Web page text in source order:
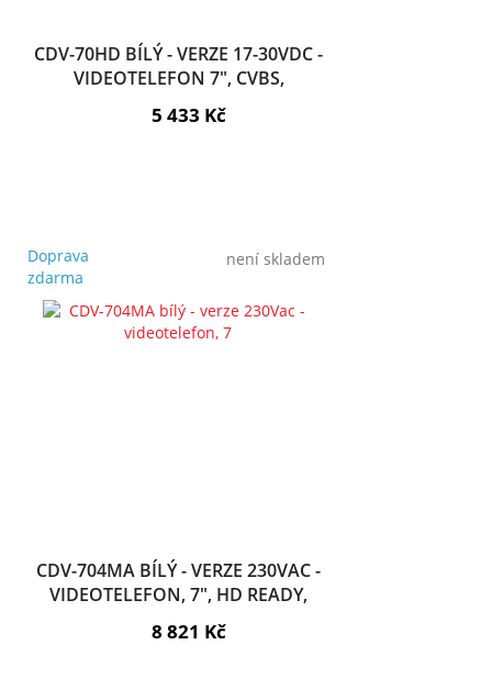
CDV-70HD BÍLÝ - VERZE 17-30VDC -
VIDEOTELEFON 7", CVBS,
HANDSFREE, 1 VST.
5 433 Kč
Doprava
zdarma
není skladem
CDV-704MA BÍLÝ - VERZE 230VAC -
VIDEOTELEFON, 7", HD READY,
DOTYK., PAMĚŤ
8 821 Kč